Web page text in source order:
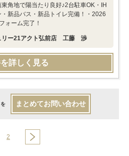
角地で陽当たり良好♪2台駐車OK・IH
・新品バス・新品トイレ完備！・2026
ォーム完了！
リー21アクト弘前店 工藤 渉
詳しく見る
まとめてお問い合わせ
2